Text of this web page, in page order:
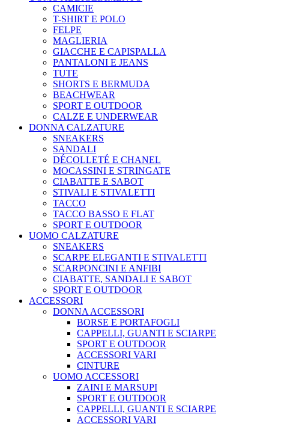
CAMICIE
T-SHIRT E POLO
FELPE
MAGLIERIA
GIACCHE E CAPISPALLA
PANTALONI E JEANS
TUTE
SHORTS E BERMUDA
BEACHWEAR
SPORT E OUTDOOR
CALZE E UNDERWEAR
DONNA CALZATURE
SNEAKERS
SANDALI
DÉCOLLETÉ E CHANEL
MOCASSINI E STRINGATE
CIABATTE E SABOT
STIVALI E STIVALETTI
TACCO
TACCO BASSO E FLAT
SPORT E OUTDOOR
UOMO CALZATURE
SNEAKERS
SCARPE ELEGANTI E STIVALETTI
SCARPONCINI E ANFIBI
CIABATTE, SANDALI E SABOT
SPORT E OUTDOOR
ACCESSORI
DONNA ACCESSORI
BORSE E PORTAFOGLI
CAPPELLI, GUANTI E SCIARPE
SPORT E OUTDOOR
ACCESSORI VARI
CINTURE
UOMO ACCESSORI
ZAINI E MARSUPI
SPORT E OUTDOOR
CAPPELLI, GUANTI E SCIARPE
ACCESSORI VARI